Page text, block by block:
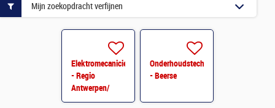
Elektromecanicien
- Regio
Antwerpen/
Limburg/
Onderhoudstechnieker
- Beerse
Mijn zoekopdracht verfijnen